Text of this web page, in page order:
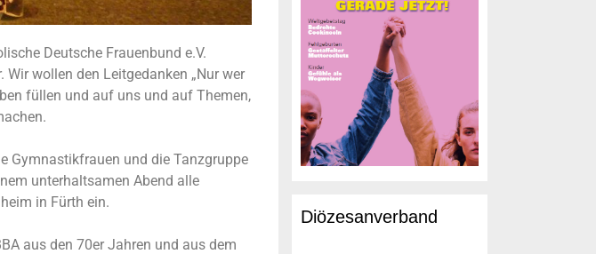
Deutsche Frauenbund e.V.
wollen den Leitgedanken „Nur wer
füllen und auf uns und auf Themen,
Gymnastikfrauen und die Tanzgruppe
unterhaltsamen Abend alle
in Fürth ein.
aus den 70er Jahren und aus dem
Diözesanverband